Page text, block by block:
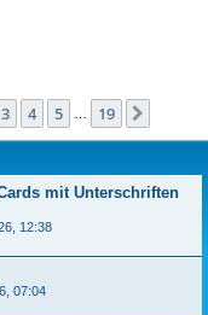
19
3 4 5 19
mit Unterschriften
12:38
07:04